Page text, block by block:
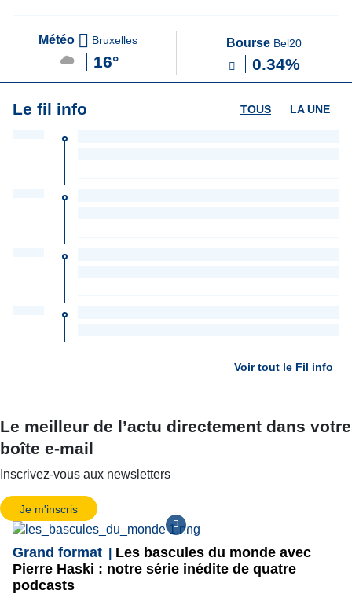
Météo Bruxelles
16°
Bourse Bel20
0.34%
Le fil info LA UNE
TOUS
Voir tout le Fil info
Le meilleur de l’actu directement dans votre
boîte e-mail
Inscrivez-vous aux newsletters
Je m'inscris
Grand format
Les bascules du monde avec
Pierre Haski : notre série inédite de quatre
podcasts